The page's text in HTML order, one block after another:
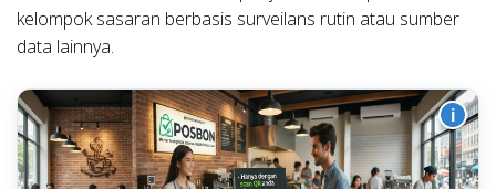
kelompok sasaran berbasis surveilans rutin atau sumber
data lainnya.
i